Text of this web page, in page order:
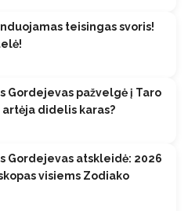
teisingas svoris!
Gordejevas pažvelgė į Taro
artėja didelis karas?
Gordejevas atskleidė: 2026
visiems Zodiako